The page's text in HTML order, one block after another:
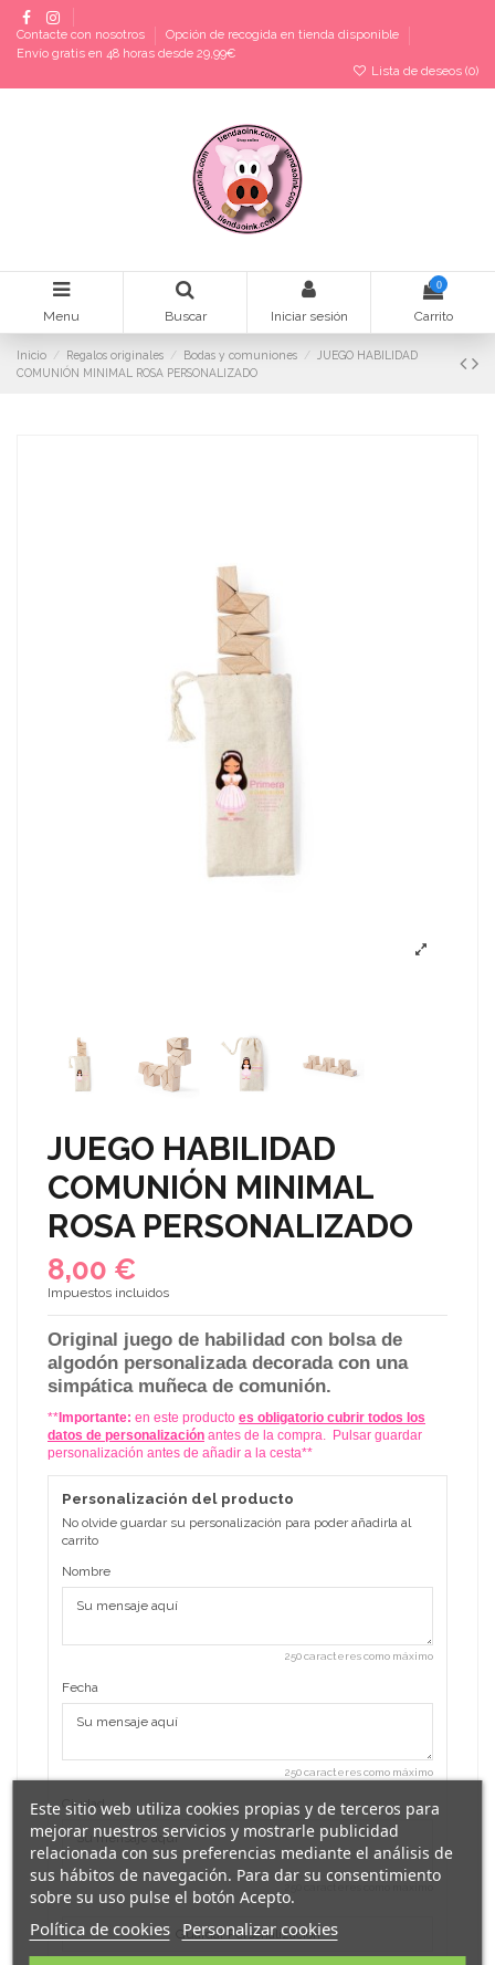
Contacte con nosotros
Opción de recogida en tienda disponible
Envío gratis en 48 horas desde 29,99€
Lista de deseos (0)
Menu Buscar Iniciar sesión
0
Carrito
Inicio Regalos originales Bodas y comuniones
JUEGO HABILIDAD
COMUNIÓN MINIMAL ROSA PERSONALIZADO
JUEGO HABILIDAD
COMUNIÓN MINIMAL
ROSA PERSONALIZADO
8,00 €
Impuestos incluidos
Original juego de habilidad con bolsa de
algodón personalizada decorada con una
simpática muñeca de comunión.
** Importante: en este producto es obligatorio cubrir todos los
datos de personalización antes de la compra. Pulsar guardar
personalización antes de añadir a la cesta**
Personalización del producto
No olvide guardar su personalización para poder añadirla al
carrito
Nombre
250 caracteres como máximo
Fecha
250 caracteres como máximo
Ciudad
Guardar Personalización
Este sitio web utiliza cookies propias y de terceros para
mejorar nuestros servicios y mostrarle publicidad
relacionada con sus preferencias mediante el análisis de
sus hábitos de navegación. Para dar su consentimiento
sobre su uso pulse el botón Acepto.
Política de cookies Personalizar cookies